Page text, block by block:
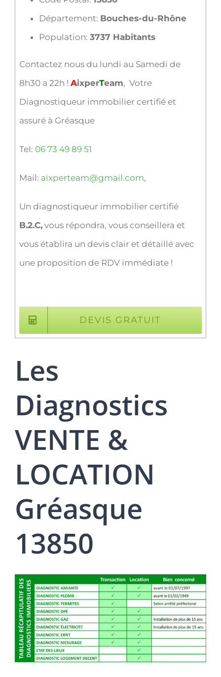
Département: Bouches-du-Rhône
Population: 3737 Habitants
Contactez nous du lundi au Samedi de
8h30 a 22h ! AixperTeam, Votre
Diagnostiqueur immobilier certifié et
assuré à Gréasque
Tel: 06 73 49 89 51
Mail: aixperteam@gmail.com,
Un diagnostiqueur immobilier certifié
B.2.C,vous répondra, vous conseillera et
vous établira un devis clair et détaillé avec
une proposition de RDV immédiate !
DEVIS GRATUIT
Les
Diagnostics
VENTE &
LOCATION
Gréasque
13850